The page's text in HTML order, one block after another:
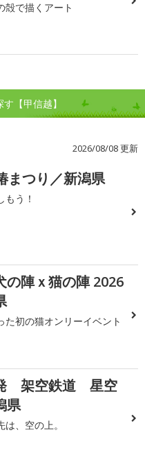
殻で描くアート
【甲信越】
2026/08/08 更新
まつり／新潟県
もう！
の陣ｘ猫の陣 2026
た初の猫オンリーイベント
架空鉄道 星空
県
、空の上。